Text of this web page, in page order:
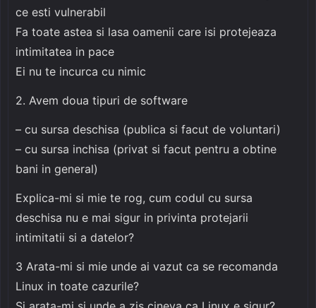
ce esti vulnerabil
Fa toate astea si lasa oamenii care isi protejeaza
intimitatea in pace
Ei nu te incurca cu nimic
2. Avem doua tipuri de software
– cu sursa deschisa (publica si facut de voluntari)
– cu sursa inchisa (privat si facut pentru a obtine
bani in general)
Explica-mi si mie te rog, cum codul cu sursa
deschisa nu e mai sigur in privinta protejarii
intimitatii si a datelor?
3 Arata-mi si mie unde ai vazut ca se recomanda
Linux in toate cazurile?